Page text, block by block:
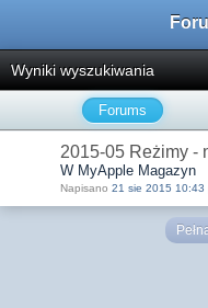
Wyniki wyszukiwania
Forums
2015-05 Reżimy -
W MyApple Magazyn
Napisano 21 sie 2015 10:43